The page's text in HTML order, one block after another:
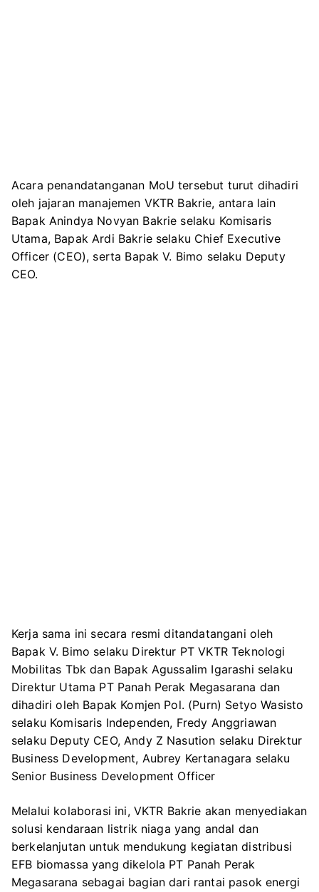
Acara penandatanganan MoU tersebut turut dihadiri
oleh jajaran manajemen VKTR Bakrie, antara lain
Bapak Anindya Novyan Bakrie selaku Komisaris
Utama, Bapak Ardi Bakrie selaku Chief Executive
Officer (CEO), serta Bapak V. Bimo selaku Deputy
CEO.
Kerja sama ini secara resmi ditandatangani oleh
Bapak V. Bimo selaku Direktur PT VKTR Teknologi
Mobilitas Tbk dan Bapak Agussalim Igarashi selaku
Direktur Utama PT Panah Perak Megasarana dan
dihadiri oleh Bapak Komjen Pol. (Purn) Setyo Wasisto
selaku Komisaris Independen, Fredy Anggriawan
selaku Deputy CEO, Andy Z Nasution selaku Direktur
Business Development, Aubrey Kertanagara selaku
Senior Business Development Officer
Melalui kolaborasi ini, VKTR Bakrie akan menyediakan
solusi kendaraan listrik niaga yang andal dan
berkelanjutan untuk mendukung kegiatan distribusi
EFB biomassa yang dikelola PT Panah Perak
Megasarana sebagai bagian dari rantai pasok energi